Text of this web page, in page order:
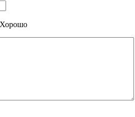
Хорошо